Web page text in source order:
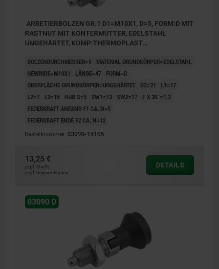
ARRETIERBOLZEN GR.1 D1=M10X1, D=5, FORM:D MIT
RASTNUT MIT KONTERMUTTER, EDELSTAHL
UNGEHÄRTET, KOMP:THERMOPLAST
RAL7021
BOLZENDURCHMESSER=5
MATERIAL GRUNDKÖRPER=EDELSTAHL
GEWINDE=M10X1
LÄNGE=47
FORM=D
OBERFLÄCHE GRUNDKÖRPER=UNGEHÄRTET
D2=21
L1=17
L2=7
L3=15 HUB S=5 SW1=13 SW2=17
F X 30°=1,3
FEDERKRAFT ANFANG F1 CA. N=5
FEDERKRAFT ENDE F2 CA. N=12
Bestellnummer: 03090-14105
13,25 €
zzgl. MwSt.
zzgl. Versandkosten
DETAILS
03090 D